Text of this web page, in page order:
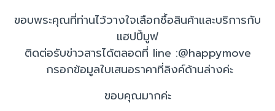
ขอบพระคุณที่ท่านไว้วางใจเลือกซื้อสินค้าและบริการกับ
แฮปปี้มูฟ
ติดต่อรับข่าวสารได้ตลอดที่ line :@happymove
กรอกข้อมูลใบเสนอราคาที่ลิงค์ด้านล่างค่ะ
ขอบคุณมากค่ะ